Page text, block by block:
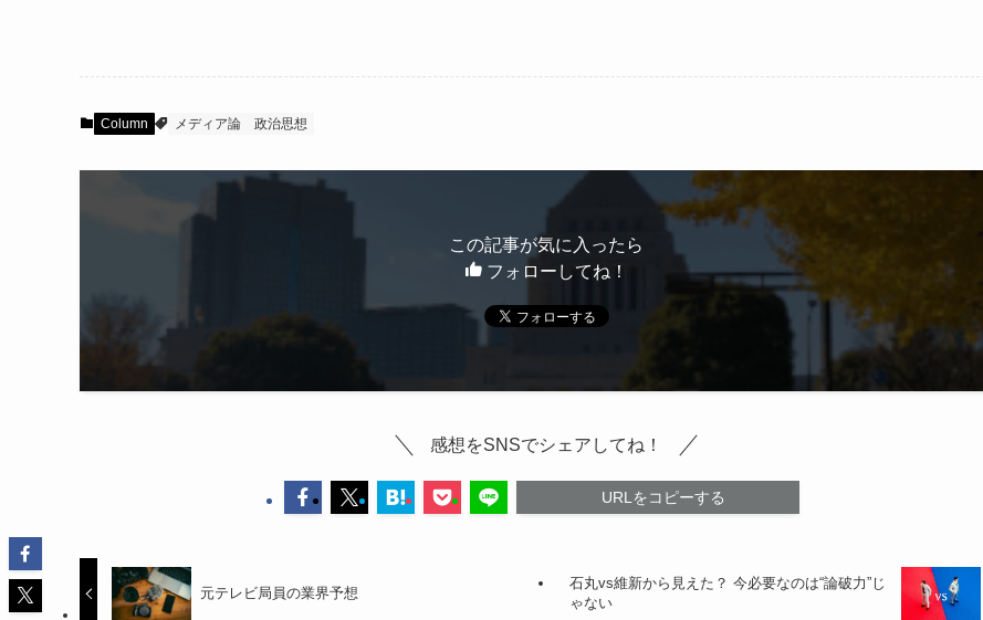
Column メディア論 政治思想
この記事が気に入ったら
フォローしてね！
感想をSNSでシェアしてね！
URLをコピーする
元テレビ局員の業界予想
石丸vs維新から見えた？ 今必要なのは“論破力”じ
ゃない